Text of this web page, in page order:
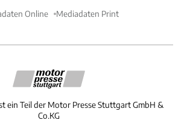
Online Mediadaten Print
ein Teil der Motor Presse Stuttgart GmbH &
Co.KG